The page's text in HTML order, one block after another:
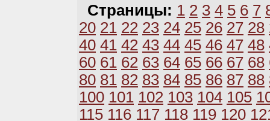
Страницы: 1 2 3 4 5 6 7
20 21 22 23 24 25 26 27 28
40 41 42 43 44 45 46 47 48
60 61 62 63 64 65 66 67 68
80 81 82 83 84 85 86 87 88
100 101 102 103 104 105
115 116 117 118 119 120